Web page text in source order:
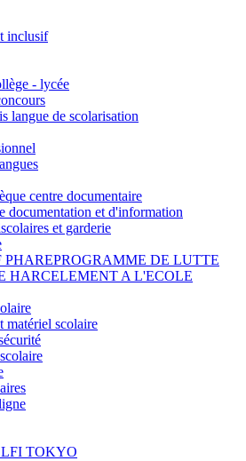
inclusif
- lycée
langue de scolarisation
centre documentaire
documentation et d'information
et garderie
PHAREPROGRAMME DE LUTTE
HARCELEMENT A L'ECOLE
matériel scolaire
TOKYO